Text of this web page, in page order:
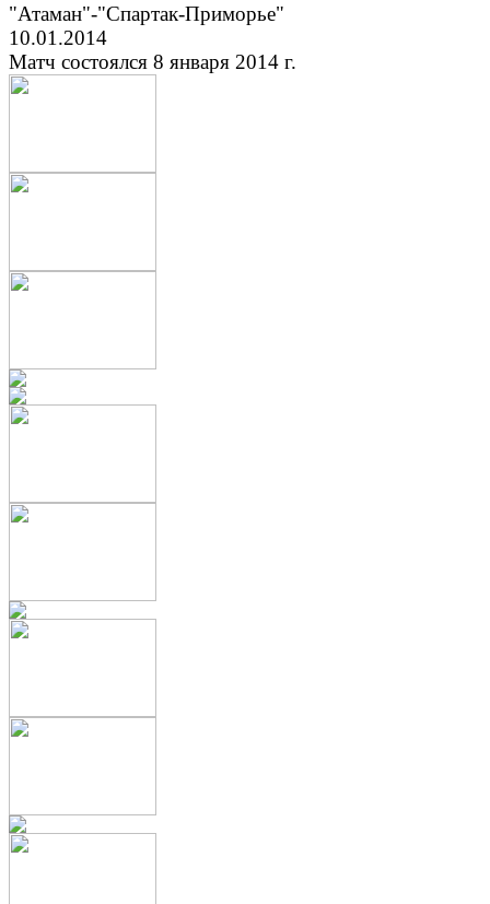
"Атаман"-"Спартак-Приморье"
10.01.2014
Матч состоялся 8 января 2014 г.